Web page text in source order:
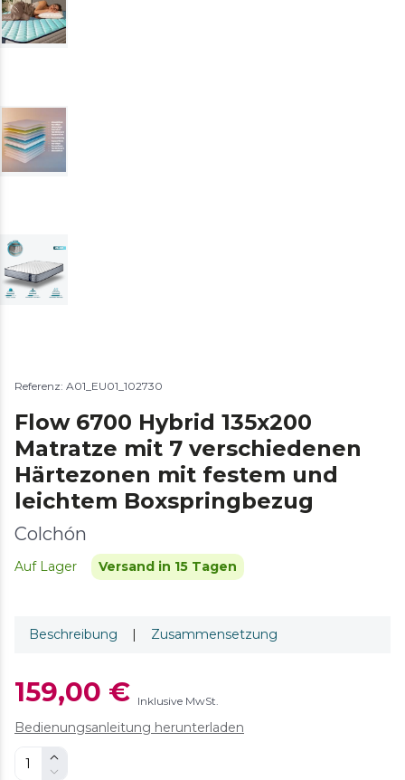
Referenz: A01_EU01_102730
Flow 6700 Hybrid 135x200
Matratze mit 7 verschiedenen
Härtezonen mit festem und
leichtem Boxspringbezug
Colchón
Auf Lager Versand in 15 Tagen
Beschreibung | Zusammensetzung
159,00 € Inklusive MwSt.
Bedienungsanleitung herunterladen